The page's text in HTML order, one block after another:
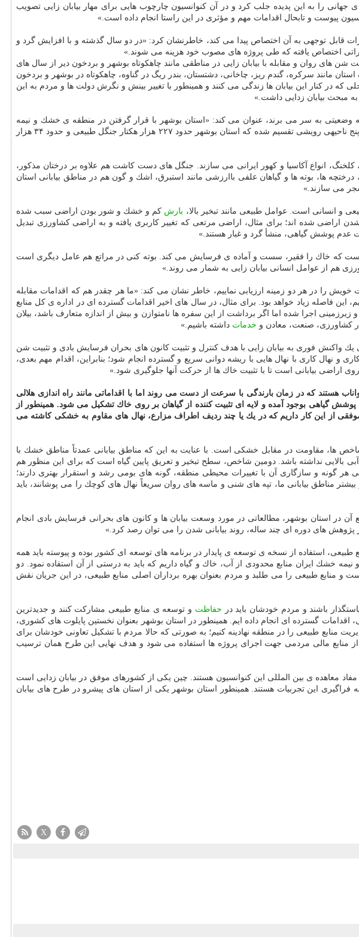
بیابان زدایی توجه دولت ها و جامعه ی جهانی را به این پدیده جلب كرد و در آن كنوانسیون چارچوب هایی برای مهار بیابان زایی تصویب
پیوست و تابحال اقدامات مهم و مؤثری در این راستا انجام داده است.»
قابل توجهی به آن اختصاص پیدا می كند، خاطرنشان كرد: «در دو سال گذشته و با افزایش گرد و
اختصاص یافته كه طی پروژه های مصوب خود هزینه می شوند.»
شن های روان و مقابله با بیابان زایی در مناطقی مانند چاهكوتاه بوشهر و بردخون دیر از سال های
آن در مناطق مختلف استان مانند سركره، گندم ریز، چاخانی، دشتستان، بندر ریگ در گناوه، چاهكوتاه در بوشهر و بردخون
كه در كنار این بیابان ها زندگی می كنند و همینطور با تغییر بینش و نگرش دولت ها و مردم به این
مبحث بیابان زدایی داشت.»
به سر می برند، عنوان می كند: «استان بوشهر با قرار گرفتن در منطقه ی خشك و نیمه
خشك و با بارندگی میانگین ۲۵۰ میلی متر در ناحیه ی رویشی خلیج عمانی قرار دارد. ایران با عنایت به نوع پوشش گیاهی، به پنج ناحیه‎ی رویشی تقسیم شده كه استان بوشهر حدود ۲۲۷ هزار هكتار جنگل طبیعی و حدود ۳۴ هزار
كلخنگ، انواع آكاسیا و كهور ایرانی می سازند. جنگل های دست كاشت هم علاوه بر درختان مذكور،
ها، بوته ها و گیاهان علفی باارزشی مانند استبرق، اشك و گون هم در مناطق بیابانی استان
می سازند.»
و انسانی است. عوامل طبیعی مانند تبخیر بالا، بارش كم و خشك و شور بودن اراضی سبب شده
اراضی شده اند؛ برای مثال، اراضی مرتعی كه تغییر كاربری یافته و به اراضی كشاورزی تبدیل
عدم پوشش گیاهی، منشأ گرد و غبار هستند.»
كه خاك را فقیر، سست و آماده ی فرسایش می كند. بوته كنی در مراتع هم عامل دیگری است
هم از عوامل انسانی بیابان زایی به شمار می روند.»
خویش را در هر دو زمینه ارزیابی نماییم، خاطر نشان می كند: «ما هر چقدر هم كه اقدامات مقابله
این فاصله زیاد خواهد بود. برای مثال، در سال های اخیر اقدامات گسترده ای در اداره ی كل منابع
اجرا شده اما اگر برداشت از این سفره ها نامتوازن و بیش از اندازه متعارف باشد، بیلان
در كشاورزی، صنعت، معادن و خدمات داشته باشیم.»
واكنش فوری به بیابان زایی با هدف كنترل و تثبیت كانون های بحران فرسایش بادی و تثبیت شن
نهال كاری با نهال هایی با ریشه دوانی سریع و گسترده انجام شود؛ بنابراین، اقدام مهم بعدی،
بیابانی است تا با تثبیت خاك ها از حركت آنها جلوگیری شود.»
هستند كه در زمان بارندگی با سرعت از دست می روند اما با اقداماتی مانند راه اندازی هلالی
گیاهی بوجود آمده و لایه ای تثبیت كننده از گیاهان بر روی خاك تشكیل می شود. همینطور از
از این كار داریم كه در یك یا چند ردیف اطراف مزارع، نهال های مقاوم به خشكی كاشته می
ها، مقاومت در مقابل خشكی است. با عنایت به این كه مناطق بیابانی عمدتاً مناطق خشك با
بالایی نداشته باشد. دومین شاخص، سطح تبخیر و تعریق پایین گیاه است كه برای این منظور هم
هر گونه و سازگاری آن با تغییرات محیطی منطقه، گونه های بومی رشد و استقرار بهتری دارند؛
مناطق بیابانی ما، تپه های شنی و ماسه های روان سریعاً نهال های كوچك را می پوشانند، باید
در استان بوشهر، مطالعاتی در مورد وسعت بیابان ها و كانون های بحرانی فرسایش بادی انجام
در پژوهش های دوره ای چند ساله، روند بیابانی شدن را می توان رصد كرد.»
طبیعی، استفاده از نسخه ی توسعه ی پایدار در برنامه های توسعه ای كشور بوده و پیوسته باید همه
خشك ایران منابع محدودی از آب، خاك و گیاه داریم كه باید به درستی از آن استفاده نمود. دو
منابع طبیعی را می طلبد و مردم بعنوان بهره برداران اصلی منابع طبیعی، در این جریان نقش
باشند و مردم خودشان باید در حفاظت و توسعه ی منابع طبیعی مشاركت كنند و جدیدترین
گسترده ای انجام داده ایم. همینطور در استان بوشهر بعنوان نخستین پایلوت های كشوری،
مردمی در مدیریت منابع طبیعی را در سطح ۶۱ هزار هكتار انجام داده و توانسته ایم بعد از ۵ سال مدیریت منابع طبیعی را در منطقه نهادینه كنیم؛ به صورتی كه حالا مردم با تشكیل تعاونی خودشان برای
از منابع مالی مردمی جهت اجرای پروژه ها استفاده می شود و هدف نهایی این طرح همان ترسیب
مفاد معاهده ی بین المللی این كنوانسیون هستند. چین یكی از كشورهای موفق در بیابان زدایی است
این تجربیات هستند. همینطور استان بوشهر یكی از استان های پیشرو در طرح های بیابان
X